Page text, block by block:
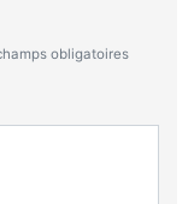
obligatoires